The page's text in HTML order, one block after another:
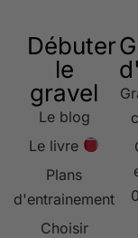
Débuter
le
gravel
Le blog
Le livre
Plans
d'entrainement
Choisir